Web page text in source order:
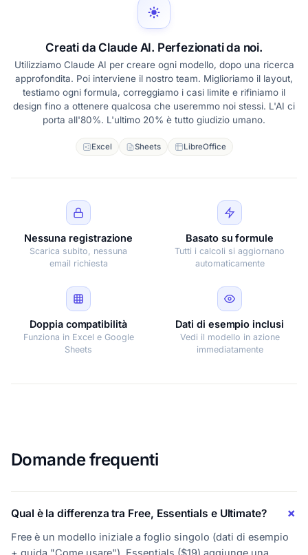
Creati da Claude AI. Perfezionati da noi.
Utilizziamo Claude AI per creare ogni modello, dopo una ricerca
approfondita. Poi interviene il nostro team. Miglioriamo il layout,
testiamo ogni formula, correggiamo i casi limite e rifiniamo il
design fino a ottenere qualcosa che useremmo noi stessi. L'AI ci
porta all'80%. L'ultimo 20% è tutto giudizio umano.
Excel Sheets LibreOffice
Nessuna registrazione
Scarica subito, nessuna
email richiesta
Basato su formule
Tutti i calcoli si aggiornano
automaticamente
Doppia compatibilità
Funziona in Excel e Google
Sheets
Dati di esempio inclusi
Vedi il modello in azione
immediatamente
Domande frequenti
Qual è la differenza tra Free, Essentials e Ultimate?
Free è un modello iniziale a foglio singolo (dati di esempio